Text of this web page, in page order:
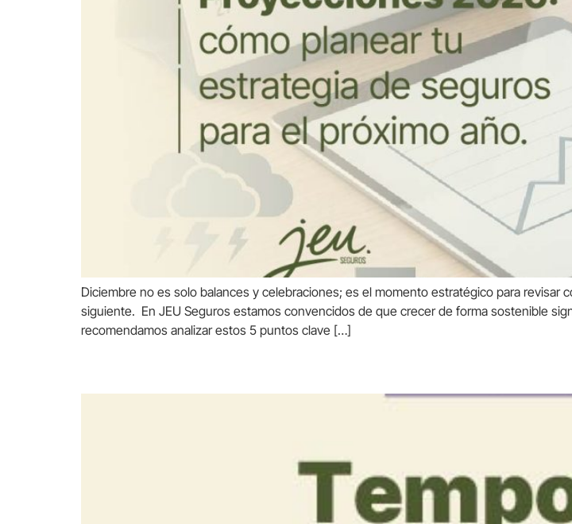
Diciembre no es solo balances y celebraciones; es el momento estratégico para
siguiente. En JEU Seguros estamos convencidos de que crecer de forma sostenible
recomendamos analizar estos 5 puntos clave […]